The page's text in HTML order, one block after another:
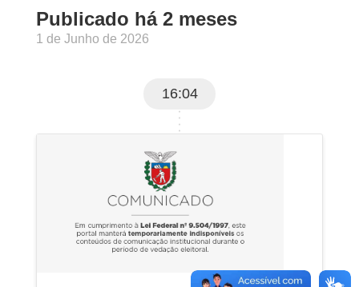
Publicado há 2 meses
1 de Junho de 2026
16:04